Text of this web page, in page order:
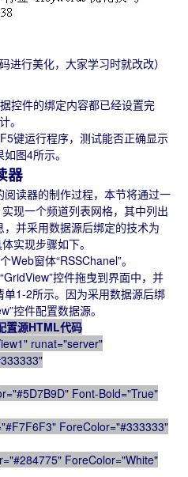
进行美化，大家学习时就改改）
控件的绑定内容都已经设置完
。
键运行程序，测试能否正确显示
图4所示。
器
阅读器的制作过程，本节将通过一
现一个频道列表网格，其中列出
并采用数据源后绑定的技术为
实现步骤如下。
Web窗体“RSSChanel”。
控件拖曳到界面中，并
1-2所示。因为采用数据源后绑
控件配置数据源。
置源HTML代码
runat="server"
Font-Bold="True"
ForeColor="#333333"
ForeColor="White"